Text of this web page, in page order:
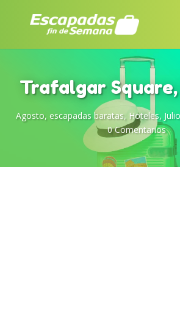
Trafalgar
Agosto, escapadas baratas, Hoteles, Julio
0 Comentarios